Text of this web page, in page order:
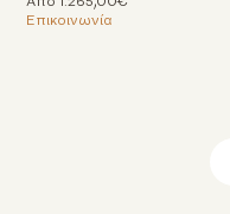
Επικοινωνία